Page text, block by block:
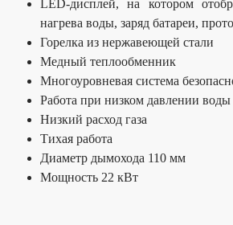
LED-дисплей, на котором
нагрева воды, заряд батареи,
Горелка из нержавеющей стали
Медный теплообменник
Многоуровневая система
Работа при низком давлении воды
Низкий расход газа
Тихая работа
Диаметр дымохода 110 мм
Мощность 22 кВт